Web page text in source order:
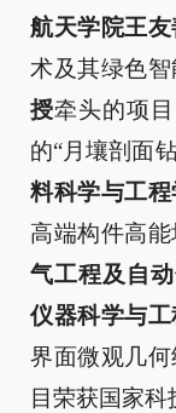
航天学院王
术及其绿色智
授牵头的项目
的“月壤剖面
料科学与工
高端构件高能
气工程及自
仪器科学与
界面微观几
目荣获国家科